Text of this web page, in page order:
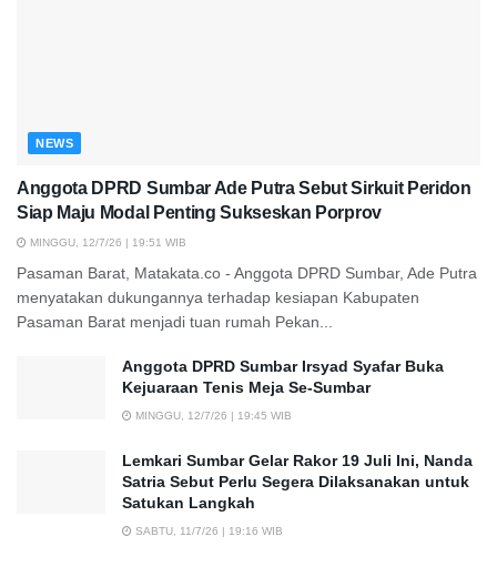
NEWS
Anggota DPRD Sumbar Ade Putra Sebut Sirkuit Peridon
Siap Maju Modal Penting Sukseskan Porprov
MINGGU, 12/7/26 | 19:51 WIB
Pasaman Barat, Matakata.co - Anggota DPRD Sumbar, Ade Putra
menyatakan dukungannya terhadap kesiapan Kabupaten
Pasaman Barat menjadi tuan rumah Pekan...
Anggota DPRD Sumbar Irsyad Syafar Buka
Kejuaraan Tenis Meja Se-Sumbar
MINGGU, 12/7/26 | 19:45 WIB
Lemkari Sumbar Gelar Rakor 19 Juli Ini, Nanda
Satria Sebut Perlu Segera Dilaksanakan untuk
Satukan Langkah
SABTU, 11/7/26 | 19:16 WIB